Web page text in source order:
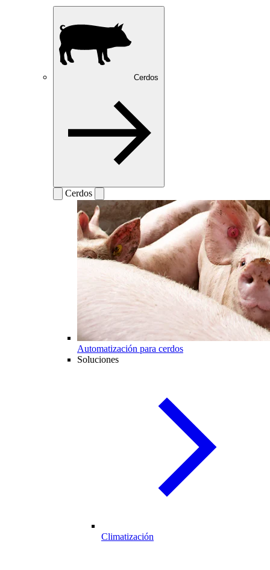
Cerdos
Cerdos
Automatización para cerdos
Soluciones
Climatización